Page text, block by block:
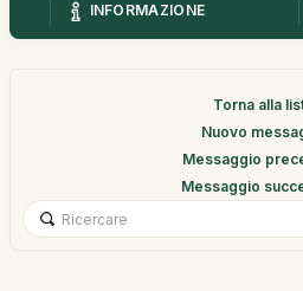
INFORMAZIONE
Torna alla
Nuovo
Messaggio
Messaggio